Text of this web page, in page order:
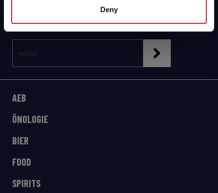
Deny
AEB
ÖNOLOGIE
BIER
FOOD
SPIRITS